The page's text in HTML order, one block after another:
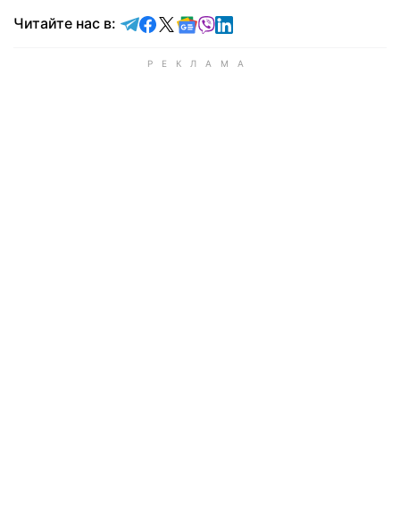
Читайте нас в: Читайте в Telegram
Читайте в Facebook
Читайте в X
Читайте в Google news
Читайте в Viber
Читайте в LinkedIn